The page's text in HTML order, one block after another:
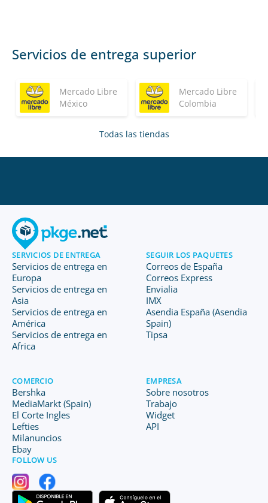
Servicios de entrega superior
Mercado Libre
México
Mercado Libre
Colombia
Todas las tiendas
SERVICIOS DE ENTREGA
Servicios de entrega en
Europa
Servicios de entrega en
Asia
Servicios de entrega en
América
Servicios de entrega en
Africa
SEGUIR LOS PAQUETES
Correos de España
Correos Express
Envialia
IMX
Asendia España (Asendia
Spain)
Tipsa
COMERCIO
Bershka
MediaMarkt (Spain)
El Corte Ingles
Lefties
Milanuncios
Ebay
EMPRESA
Sobre nosotros
Trabajo
Widget
API
FOLLOW US